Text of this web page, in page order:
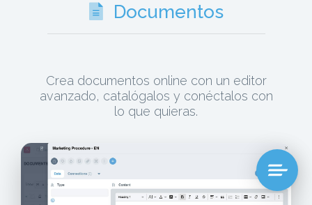
Documentos
Crea documentos online con un editor
avanzado, catalógalos y conéctalos con
lo que quieras.